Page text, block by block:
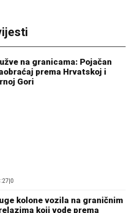
na granicama: Pojačan
prema Hrvatskoj i
Gori
0
kolone vozila na graničnim
koji vode prema